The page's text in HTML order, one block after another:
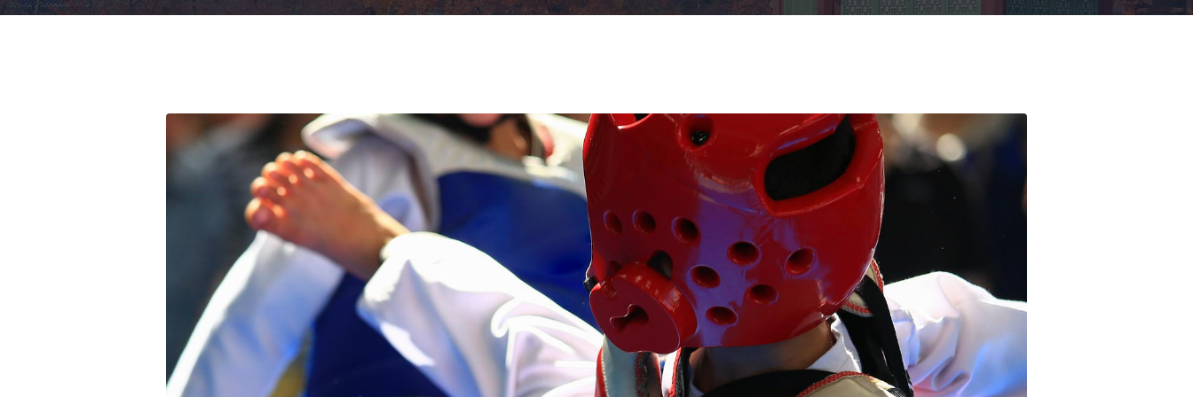
Centre Éducatif Fermé
Jonathan Faux
Antoine Leguy